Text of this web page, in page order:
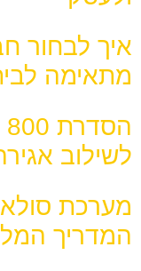
איך לבחור
מתאימה
לשילוב
המדריך